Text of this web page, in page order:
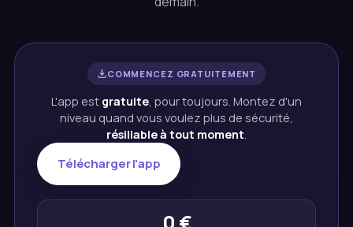
COMMENCEZ GRATUITEMENT
L'app est gratuite, pour toujours. Montez d'un
niveau quand vous voulez plus de sécurité,
résiliable à tout moment.
Télécharger l'app